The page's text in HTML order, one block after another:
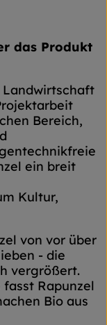
das Produkt
Landwirtschaft
Bereich,
ein breit
Kultur,
von vor über
- die
vergrößert.
Rapunzel
Bio aus